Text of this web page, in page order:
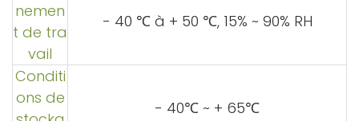
nemen
t de tra
vail
- 40 ℃ à + 50 ℃, 15% ~ 90% RH
Conditi
ons de
- 40℃ ~ + 65℃